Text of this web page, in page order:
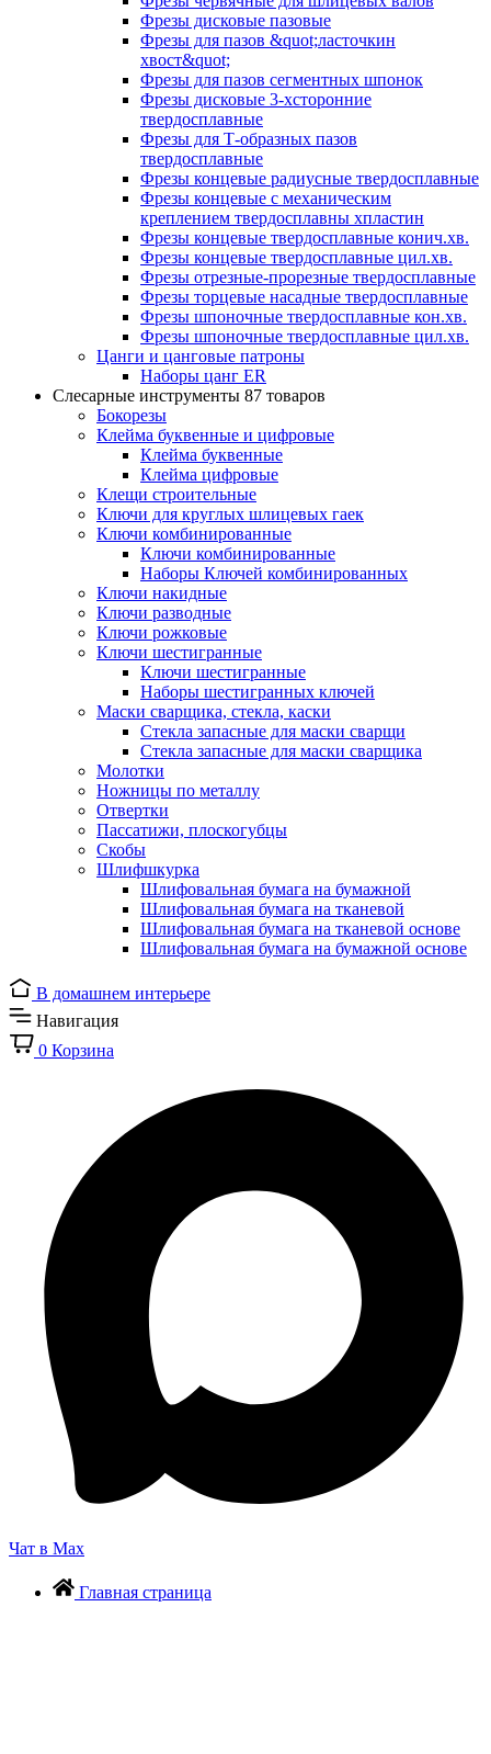
Фрезы дисковые пазовые
Фрезы для пазов &quot;ласточкин
хвост&quot;
Фрезы для пазов сегментных шпонок
Фрезы дисковые 3-хсторонние
твердосплавные
Фрезы для Т-образных пазов
твердосплавные
Фрезы концевые радиусные твердосплавные
Фрезы концевые с механическим
креплением твердосплавны хпластин
Фрезы концевые твердосплавные конич.хв.
Фрезы концевые твердосплавные цил.хв.
Фрезы отрезные-прорезные твердосплавные
Фрезы торцевые насадные твердосплавные
Фрезы шпоночные твердосплавные кон.хв.
Фрезы шпоночные твердосплавные цил.хв.
Цанги и цанговые патроны
Наборы цанг ER
Слесарные инструменты 87 товаров
Бокорезы
Клейма буквенные и цифровые
Клейма буквенные
Клейма цифровые
Клещи строительные
Ключи для круглых шлицевых гаек
Ключи комбинированные
Ключи комбинированные
Наборы Ключей комбинированных
Ключи накидные
Ключи разводные
Ключи рожковые
Ключи шестигранные
Ключи шестигранные
Наборы шестигранных ключей
Маски сварщика, стекла, каски
Стекла запасные для маски сварщи
Стекла запасные для маски сварщика
Молотки
Ножницы по металлу
Отвертки
Пассатижи, плоскогубцы
Скобы
Шлифшкурка
Шлифовальная бумага на бумажной
Шлифовальная бумага на тканевой
Шлифовальная бумага на тканевой основе
Шлифовальная бумага на бумажной основе
В домашнем интерьере
Навигация
0 Корзина
Чат в Max
Главная страница